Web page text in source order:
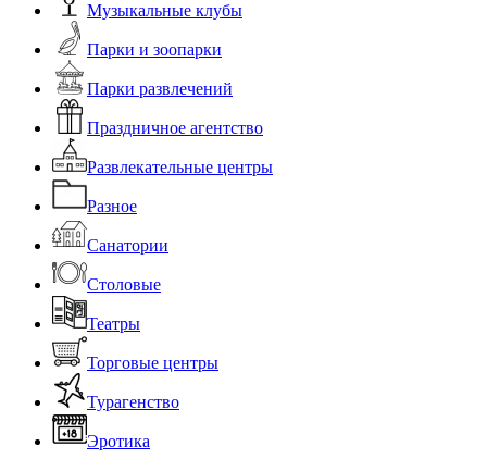
Музыкальные клубы
Парки и зоопарки
Парки развлечений
Праздничное агентство
Развлекательные центры
Разное
Санатории
Столовые
Театры
Торговые центры
Турагенство
Эротика